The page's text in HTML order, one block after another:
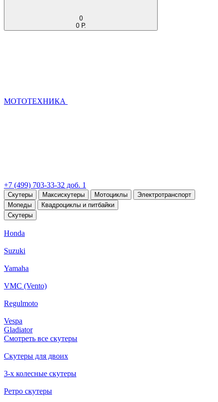
0
0 Р.
МОТОТЕХНИКА
+7 (499) 703-33-32 доб. 1
Скутеры Максискутеры Мотоциклы
Электротранспорт
Мопеды
Квадроциклы и питбайки
Скутеры
Honda
Suzuki
Yamaha
VMC (Vento)
Regulmoto
Vespa
Gladiator
Смотреть все скутеры
Скутеры для двоих
3-х колесные скутеры
Ретро скутеры